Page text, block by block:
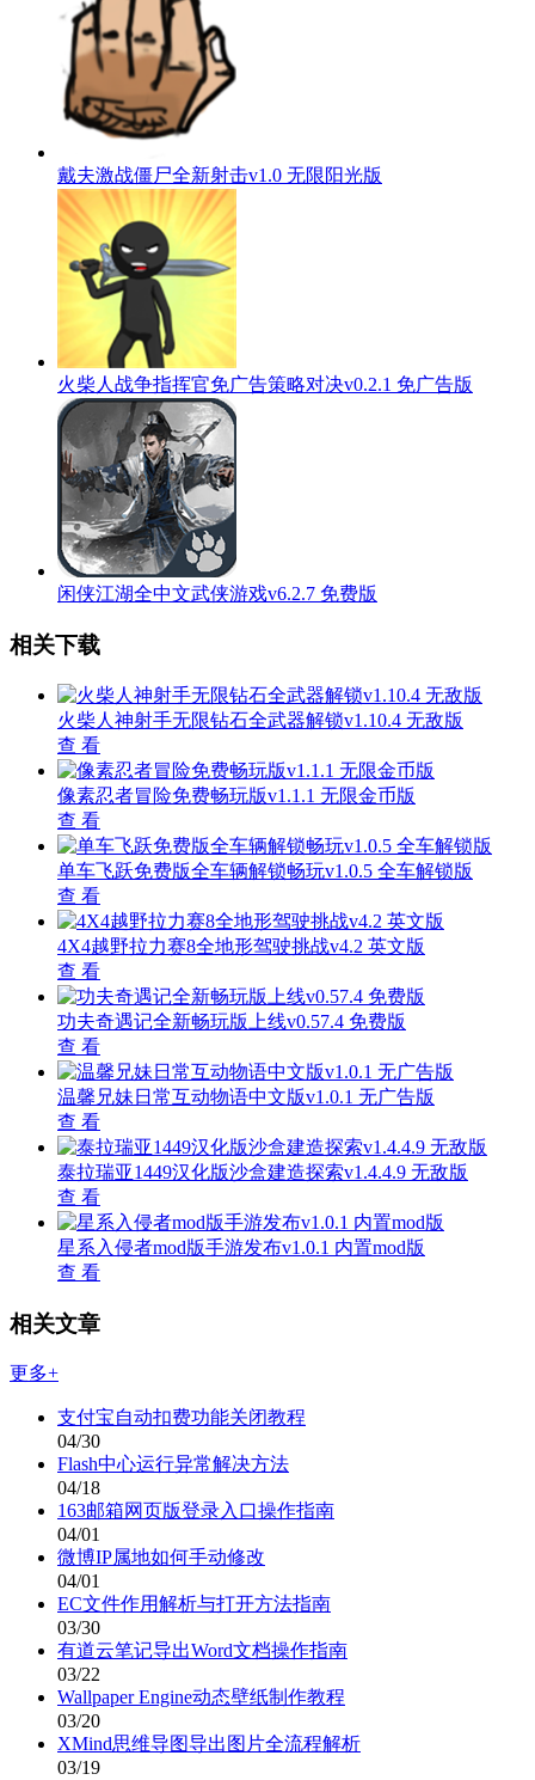
戴夫激战僵尸全新射击v1.0 无限阳光版
火柴人战争指挥官免广告策略对决v0.2.1 免广告版
闲侠江湖全中文武侠游戏v6.2.7 免费版
相关下载
火柴人神射手无限钻石全武器解锁v1.10.4 无敌版
查 看
像素忍者冒险免费畅玩版v1.1.1 无限金币版
查 看
单车飞跃免费版全车辆解锁畅玩v1.0.5 全车解锁版
查 看
4X4越野拉力赛8全地形驾驶挑战v4.2 英文版
查 看
功夫奇遇记全新畅玩版上线v0.57.4 免费版
查 看
温馨兄妹日常互动物语中文版v1.0.1 无广告版
查 看
泰拉瑞亚1449汉化版沙盒建造探索v1.4.4.9 无敌版
查 看
星系入侵者mod版手游发布v1.0.1 内置mod版
查 看
相关文章
更多+
支付宝自动扣费功能关闭教程
04/30
Flash中心运行异常解决方法
04/18
163邮箱网页版登录入口操作指南
04/01
微博IP属地如何手动修改
04/01
EC文件作用解析与打开方法指南
03/30
有道云笔记导出Word文档操作指南
03/22
Wallpaper Engine动态壁纸制作教程
03/20
XMind思维导图导出图片全流程解析
03/19